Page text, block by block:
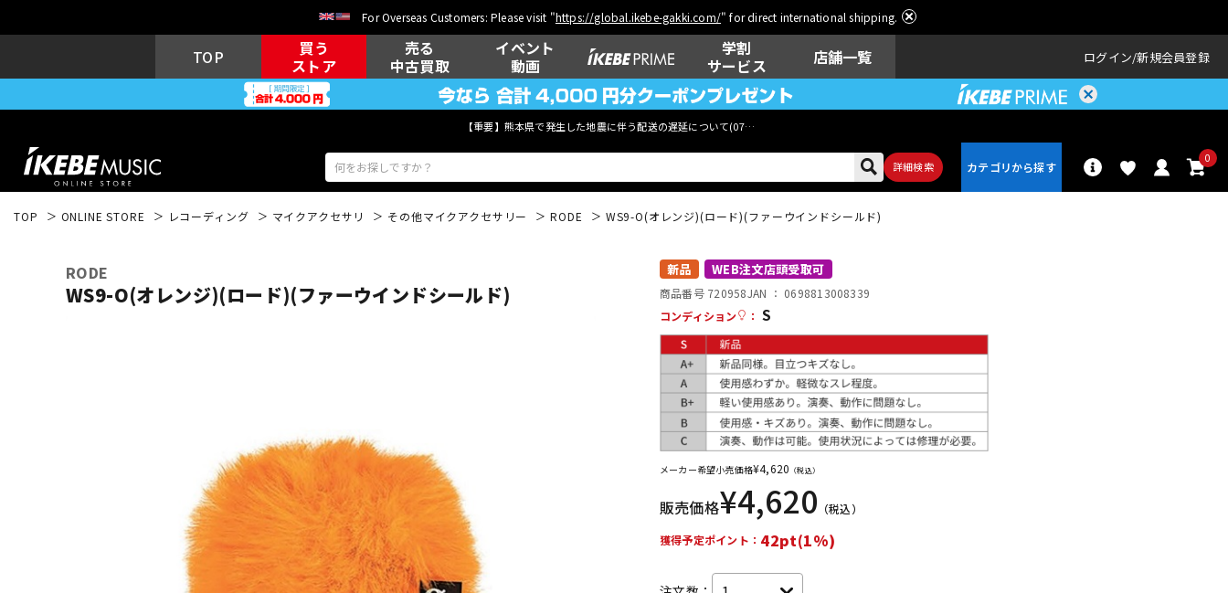
For Overseas Customers: Please visit "https://global.ikebe-gakki.com/" for direct international shipping.
TOP
買う
ストア
売る
中古買取
イベント
動画
学割
サービス
店舗一覧 ログイン 新規会員登録
【重要】熊本県で発生した地震に伴う配送の遅延について(07月29日
詳細検索
0
ウクレレ
その他楽器
DTM レコーディン
グ機器
配信/ライブ
機器
ヴィンテージ
TOP ONLINE STORE レコーディング マイクアクセサリ その他マイクアクセサリー RODE WS9-O(オレンジ)(ロード)(ファーウインドシールド)
RODE
WS9-O(オレンジ)(ロード)(ファーウインドシールド)
新品 WEB注文店頭受取可
商品番号 720958JAN ： 0698813008339
コンディション
： S
メーカー希望小売価格¥4,620 （税込）
販売価格¥4,620 （税込）
獲得予定ポイント： 42pt(1%)